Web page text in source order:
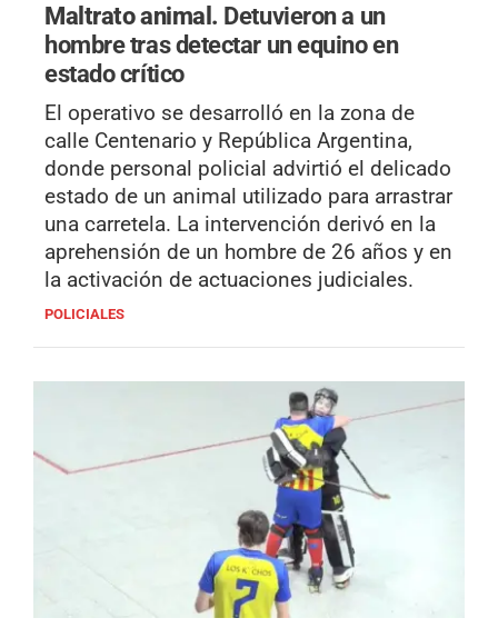
Maltrato animal. Detuvieron a un
hombre tras detectar un equino en
estado crítico
El operativo se desarrolló en la zona de
calle Centenario y República Argentina,
donde personal policial advirtió el delicado
estado de un animal utilizado para arrastrar
una carretela. La intervención derivó en la
aprehensión de un hombre de 26 años y en
la activación de actuaciones judiciales.
POLICIALES